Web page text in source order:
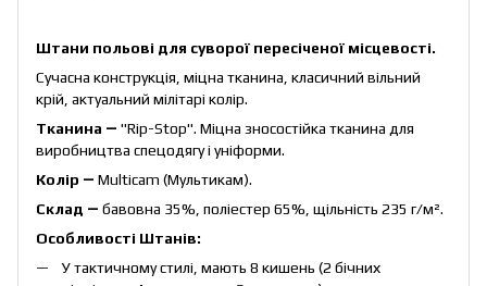
Штани польові для суворої пересіченої місцевості.
Сучасна конструкція, міцна тканина, класичний вільний
крій, актуальний мілітарі колір.
Тканина ― "Rip-Stop". Міцна зносостійка тканина для
виробництва спецодягу і уніформи.
Колір ― Multicam (Мультикам).
Склад ― бавовна 35%, поліестер 65%, щільність 235 г/м².
Особливості Штанів:
У тактичному стилі, мають 8 кишень (2 бічних